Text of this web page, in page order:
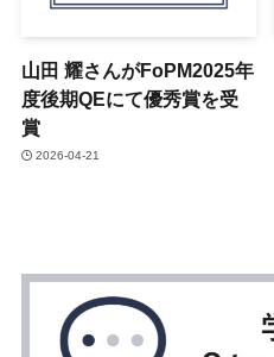
山田 耀さんがFoPM2025年
度後期QEにて優秀賞を受
賞
2026-04-21